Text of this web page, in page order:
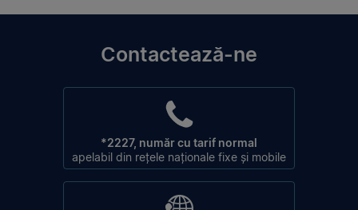
Contactează-ne
*2227, număr cu tarif normal
apelabil din rețele naționale fixe și mobile